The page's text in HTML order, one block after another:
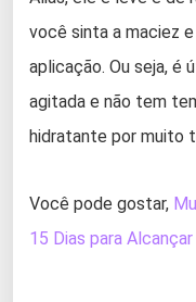
você sinta a maciez
aplicação. Ou seja, é
agitada e não tem
hidratante por muito
Você pode gostar,
15 Dias para